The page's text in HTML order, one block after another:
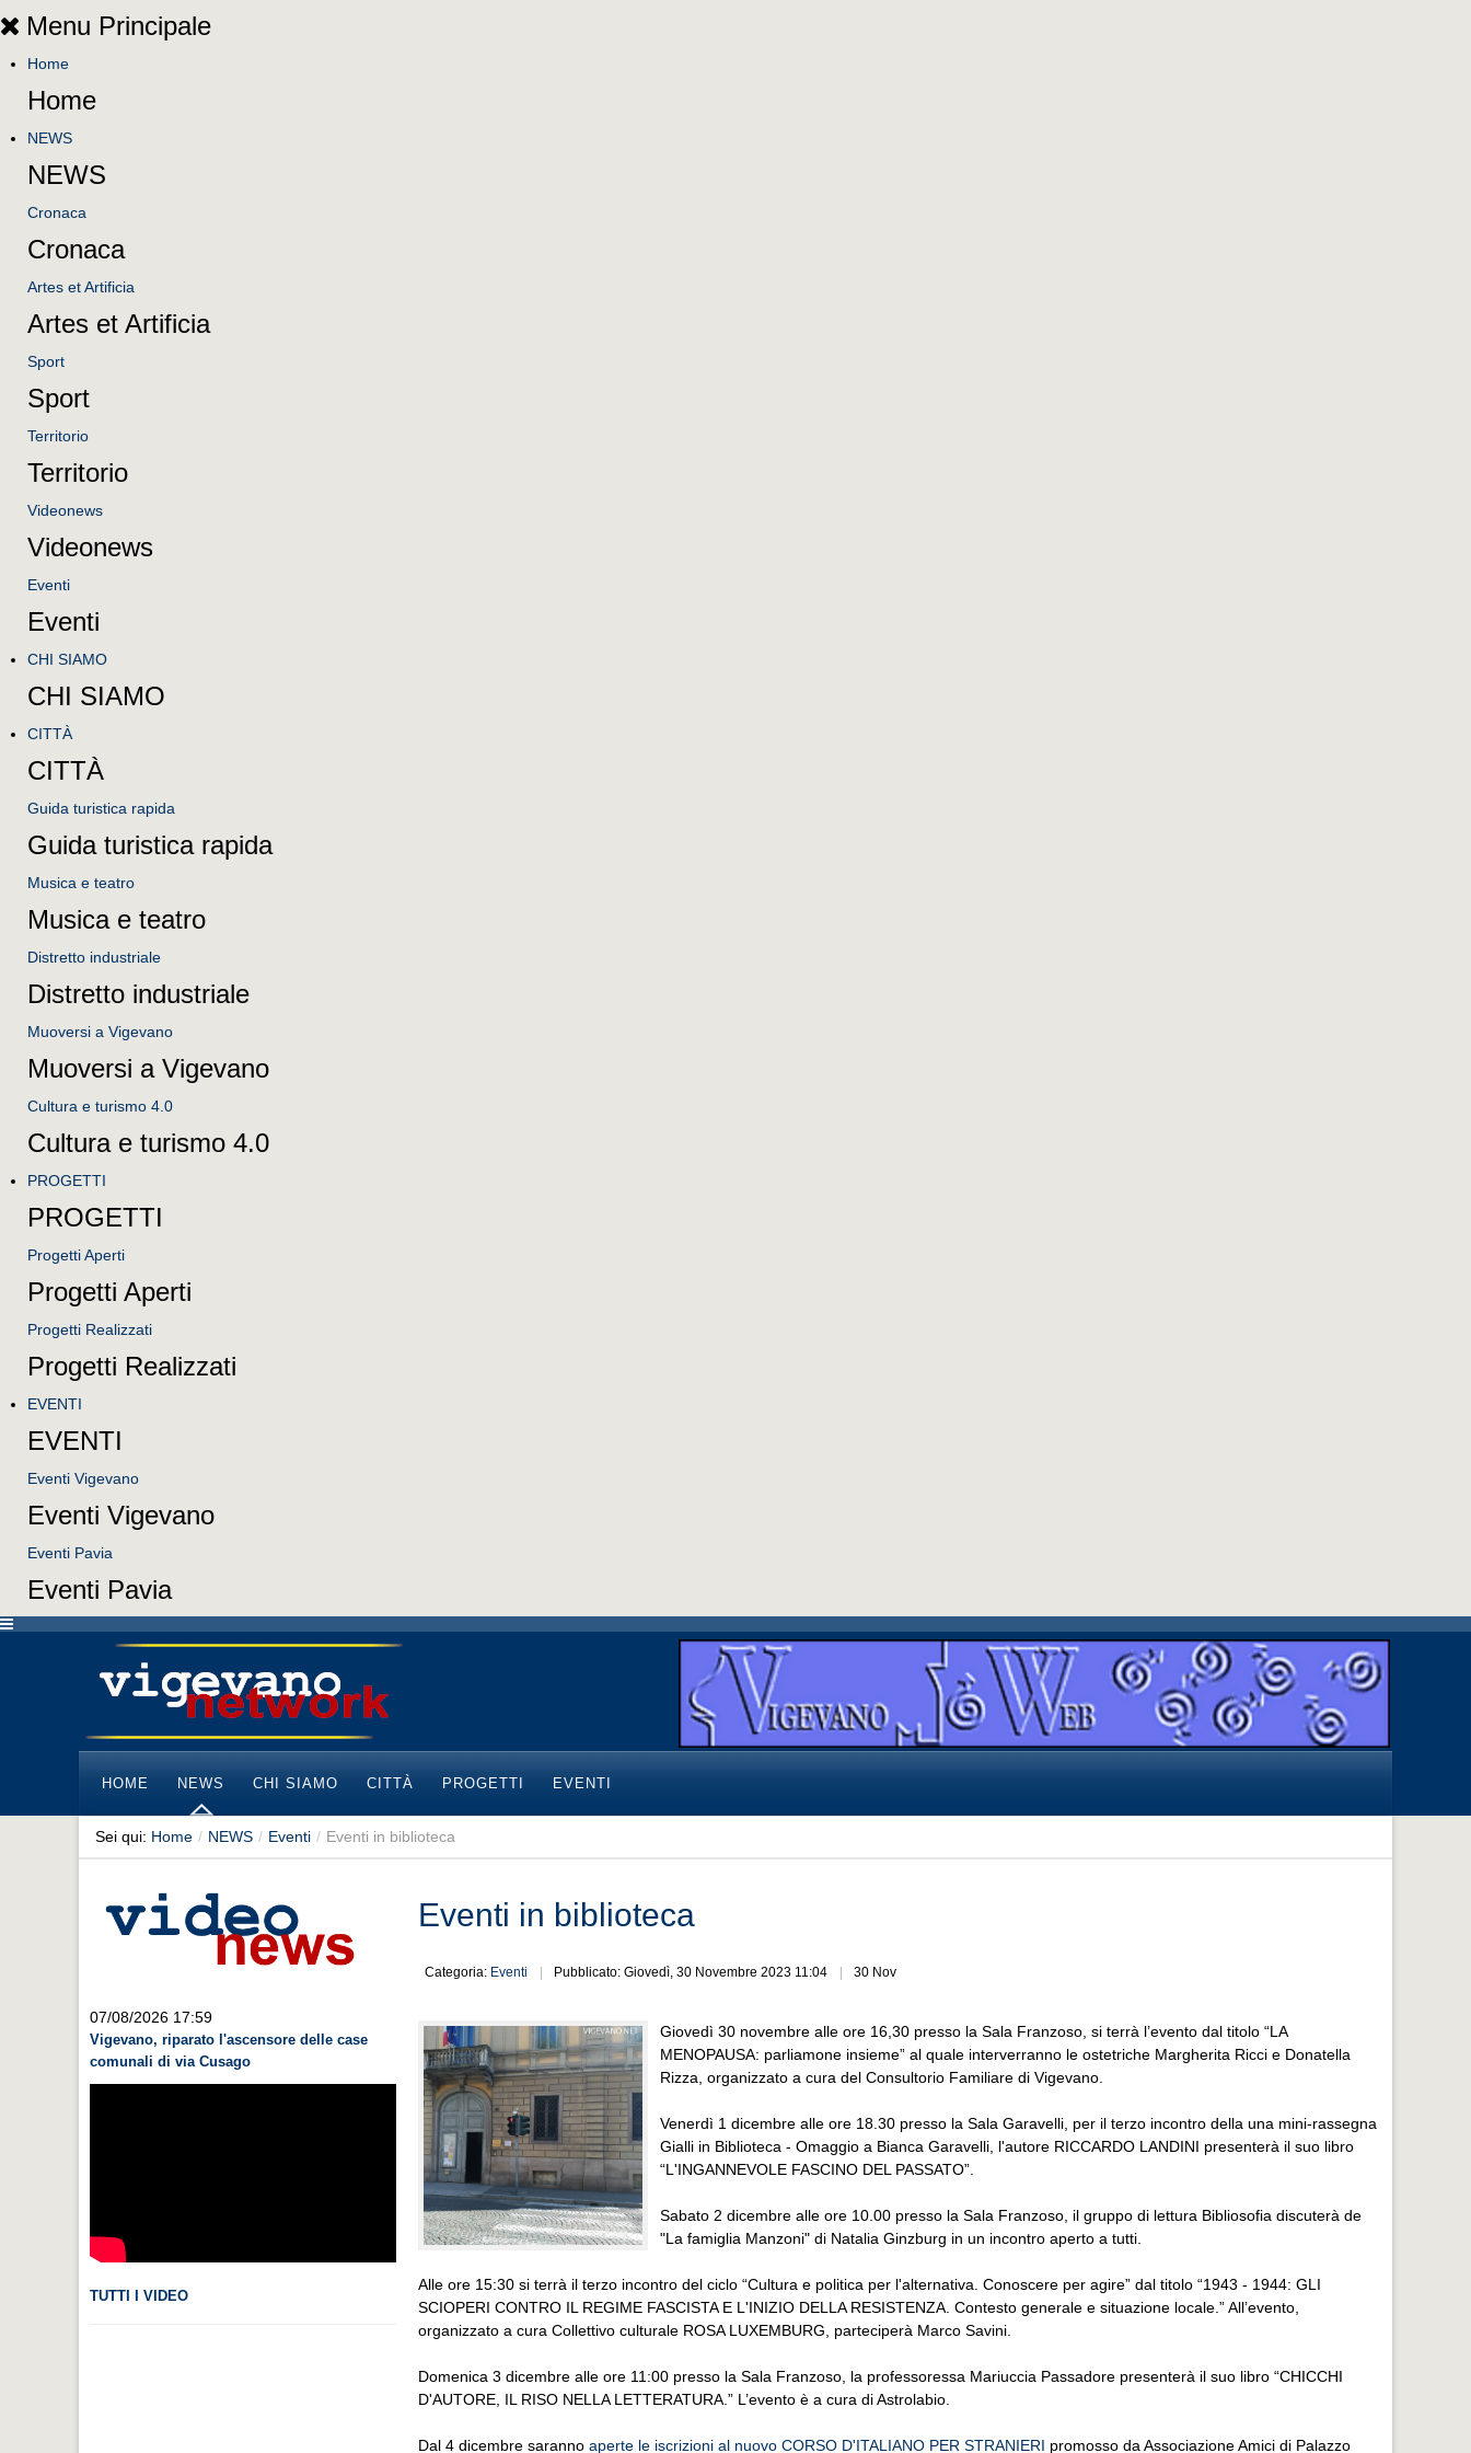
Menu Principale
Home
Home
NEWS
NEWS
Cronaca
Cronaca
Artes et Artificia
Artes et Artificia
Sport
Sport
Territorio
Territorio
Videonews
Videonews
Eventi
Eventi
CHI SIAMO
CHI SIAMO
CITTÀ
CITTÀ
Guida turistica rapida
Guida turistica rapida
Musica e teatro
Musica e teatro
Distretto industriale
Distretto industriale
Muoversi a Vigevano
Muoversi a Vigevano
Cultura e turismo 4.0
Cultura e turismo 4.0
PROGETTI
PROGETTI
Progetti Aperti
Progetti Aperti
Progetti Realizzati
Progetti Realizzati
EVENTI
EVENTI
Eventi Vigevano
Eventi Vigevano
Eventi Pavia
Eventi Pavia
HOME NEWS CHI SIAMO CITTÀ PROGETTI EVENTI
Sei qui: Home / NEWS / Eventi / Eventi in biblioteca
07/08/2026 17:59
Vigevano, riparato l'ascensore delle case
comunali di via Cusago
TUTTI I VIDEO
Eventi in biblioteca
Categoria: Eventi Pubblicato: Giovedì, 30 Novembre 2023 11:04 30 Nov
Giovedì 30 novembre alle ore 16,30 presso la Sala Franzoso, si terrà l’evento dal titolo “LA
MENOPAUSA: parliamone insieme” al quale interverranno le ostetriche Margherita Ricci e Donatella
Rizza, organizzato a cura del Consultorio Familiare di Vigevano.
Venerdì 1 dicembre alle ore 18.30 presso la Sala Garavelli, per il terzo incontro della una mini-rassegna
Gialli in Biblioteca - Omaggio a Bianca Garavelli, l'autore RICCARDO LANDINI presenterà il suo libro
“L'INGANNEVOLE FASCINO DEL PASSATO”.
Sabato 2 dicembre alle ore 10.00 presso la Sala Franzoso, il gruppo di lettura Bibliosofia discuterà de
"La famiglia Manzoni" di Natalia Ginzburg in un incontro aperto a tutti.
Alle ore 15:30 si terrà il terzo incontro del ciclo “Cultura e politica per l'alternativa. Conoscere per agire” dal titolo “1943 - 1944: GLI
SCIOPERI CONTRO IL REGIME FASCISTA E L'INIZIO DELLA RESISTENZA. Contesto generale e situazione locale.” All’evento,
organizzato a cura Collettivo culturale ROSA LUXEMBURG, parteciperà Marco Savini.
Domenica 3 dicembre alle ore 11:00 presso la Sala Franzoso, la professoressa Mariuccia Passadore presenterà il suo libro “CHICCHI
D'AUTORE, IL RISO NELLA LETTERATURA.” L’evento è a cura di Astrolabio.
Dal 4 dicembre saranno aperte le iscrizioni al nuovo CORSO D'ITALIANO PER STRANIERI promosso da Associazione Amici di Palazzo